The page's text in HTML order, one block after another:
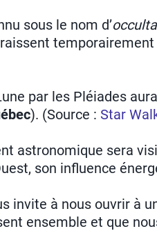
sous le nom d’
par les Pléiades
). (Source : Star
astronomique sera
son influence
invite à nous ouvrir à
ensemble et que